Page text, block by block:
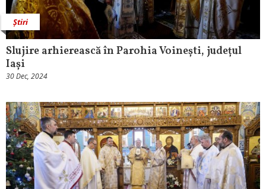
Știri
Slujire arhierească în Parohia Voinești, județul
Iași
30 Dec, 2024